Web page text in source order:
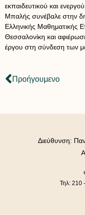
εκπαιδευτικού και
Μπαλής συνέβαλε στην
Ελληνικής Μαθηματικής
Θεσσαλονίκη και
έργου στη σύνδεση των
Προήγουμενο
Τηλ: 210
Διεύθυνση: